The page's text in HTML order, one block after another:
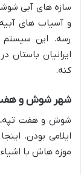
سازه های آبی
و آسیاب های
رسه. این سیستم
ایرانیان
کنه.
شهر شوش و هفت
شوش و هفت تپه،
ایلامی بودن.
موزه هاش با